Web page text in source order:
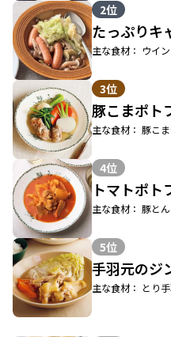
2位
たっぷりキ
主な食材： ウイ
3位
豚こまポト
主な食材： 豚こ
4位
トマトポト
主な食材： 豚と
5位
手羽元のジ
主な食材： とり